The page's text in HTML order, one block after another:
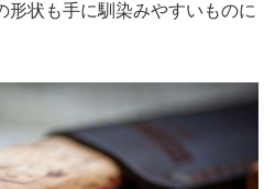
形状も手に馴染みやすいものに